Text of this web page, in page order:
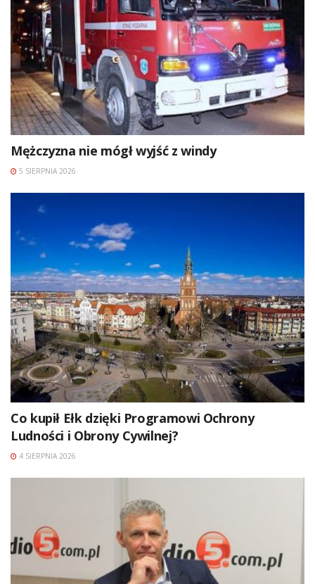
Mężczyzna nie mógł wyjść z windy
5 SIERPNIA 2026
Co kupił Ełk dzięki Programowi Ochrony
Ludności i Obrony Cywilnej?
4 SIERPNIA 2026